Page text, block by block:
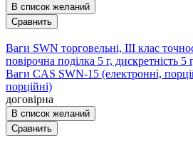
В список желаний
Сравнить
Ваги SWN торговельні, III клас
повірочна поділка 5 г, дискретність
Ваги CAS SWN-15 (електронні,
порційні)
договірна
В список желаний
Сравнить